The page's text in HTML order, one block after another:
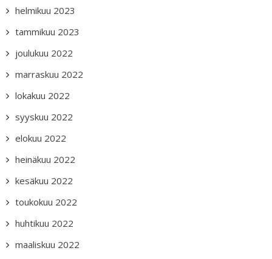
helmikuu 2023
tammikuu 2023
joulukuu 2022
marraskuu 2022
lokakuu 2022
syyskuu 2022
elokuu 2022
heinäkuu 2022
kesäkuu 2022
toukokuu 2022
huhtikuu 2022
maaliskuu 2022